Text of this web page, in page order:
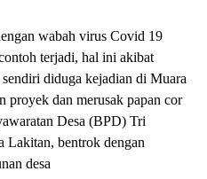
wabah virus Covid 19
terjadi, hal ini akibat
diduga kejadian di Muara
proyek dan merusak papan cor
Desa (BPD) Tri
Lakitan, bentrok dengan
desa